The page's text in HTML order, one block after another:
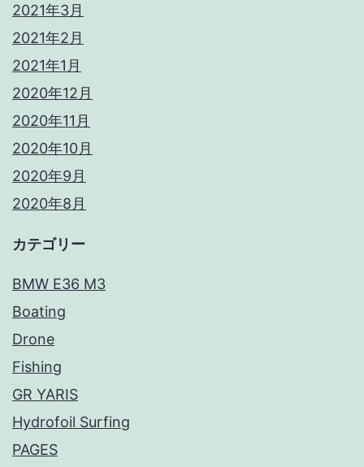
2021年3月
2021年2月
2021年1月
2020年12月
2020年11月
2020年10月
2020年9月
2020年8月
カテゴリー
BMW E36 M3
Boating
Drone
Fishing
GR YARIS
Hydrofoil Surfing
PAGES